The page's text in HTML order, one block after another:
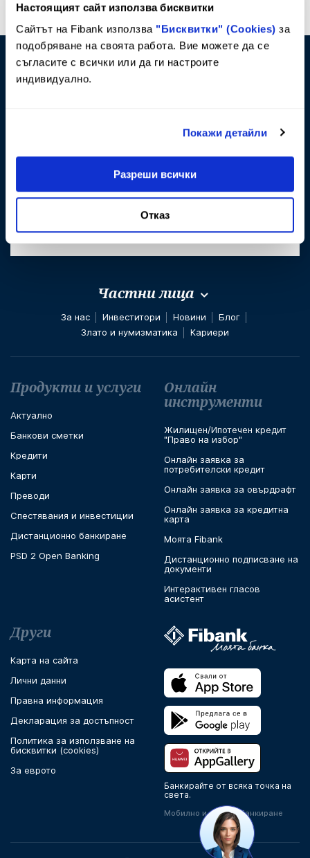
Настоящият сайт използва бисквитки
Сайтът на Fibank използва "Бисквитки" (Cookies) за
подобряване на своята работа. Вие можете да се
съгласите с всички или да ги настроите
индивидуално.
Покажи детайли
Разреши всички
Отказ
*2265
Кратък номер за достъп от стационарни и
мобилни телефони
0800 11 011
+359 2 818 0007
или+359 2 818 0006
Телефони за избиране от чужбина
call@fibank.bg
Пишете ни на нашата поща или попълнете
форма за запитване
Частни лица
За нас Инвеститори Новини
Блог
Злато и нумизматика
Кариери
Футър навигация
Продукти и услуги
Актуално
Банкови сметки
Кредити
Карти
Преводи
Спестявания и инвестиции
Дистанционно банкиране
PSD 2 Open Banking
Онлайн
инструменти
Жилищен/Ипотечен кредит
"Право на избор"
Онлайн заявка за
потребителски кредит
Онлайн заявка за овърдрафт
Онлайн заявка за кредитна
карта
Моята Fibank
Дистанционно подписване на
документи
Интерактивен гласов
асистент
Други
Карта на сайта
Лични данни
Правна информация
Декларация за достъпност
Политика за използване на
бисквитки (cookies)
За еврото
Банкирайте от всяка точка на
света.
Мобилно и онлайн банкиране